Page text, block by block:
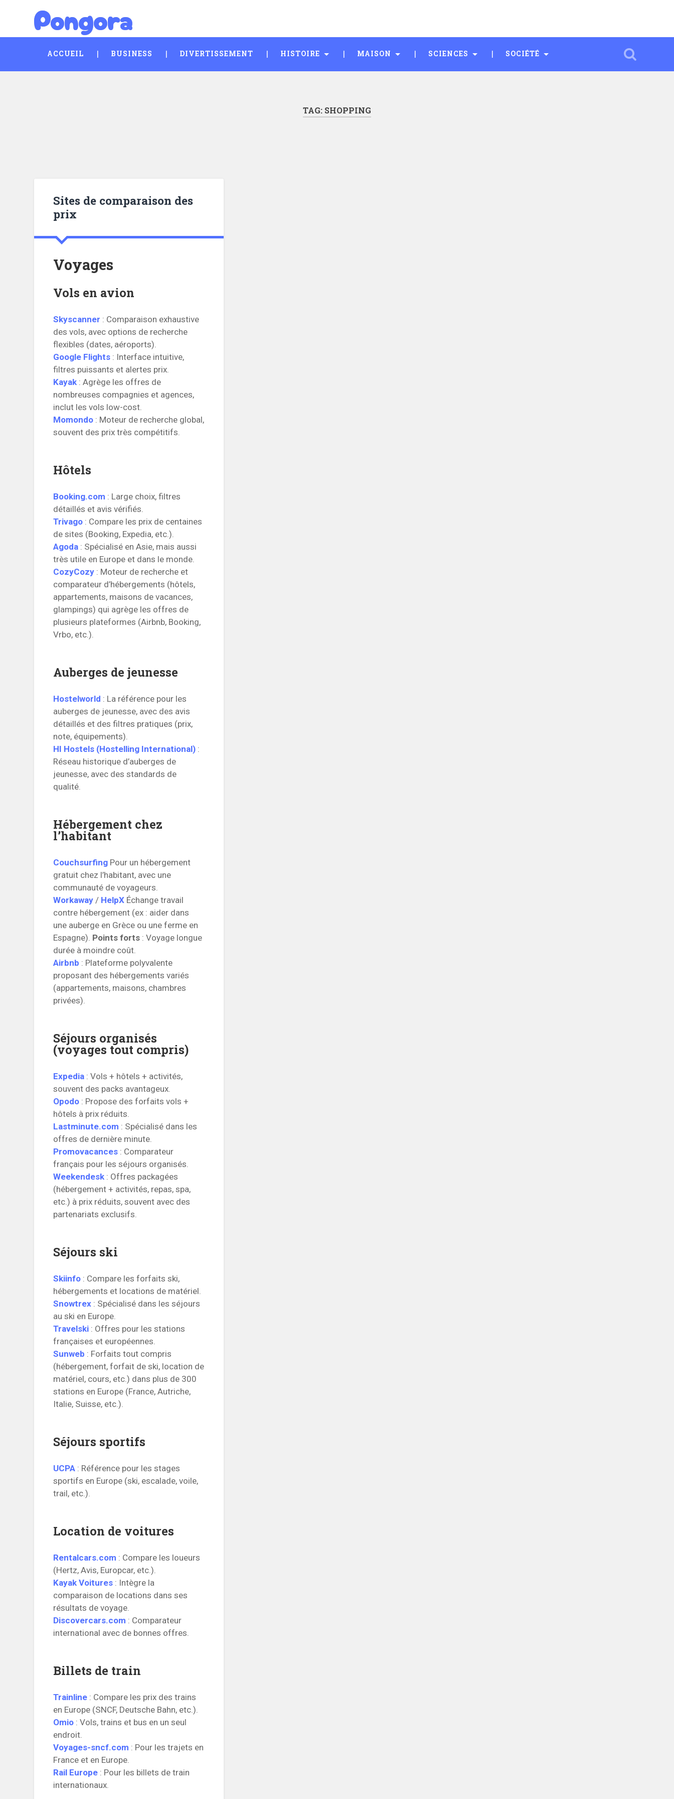
Pongora
ACCUEIL BUSINESS DIVERTISSEMENT HISTOIRE MAISON SCIENCES SOCIÉTÉ
TAG: SHOPPING
Sites de comparaison des
prix
Voyages
Vols en avion
Skyscanner : Comparaison exhaustive
des vols, avec options de recherche
flexibles (dates, aéroports).
Google Flights : Interface intuitive,
filtres puissants et alertes prix.
Kayak : Agrège les offres de
nombreuses compagnies et agences,
inclut les vols low-cost.
Momondo : Moteur de recherche global,
souvent des prix très compétitifs.
Hôtels
Booking.com : Large choix, filtres
détaillés et avis vérifiés.
Trivago : Compare les prix de centaines
de sites (Booking, Expedia, etc.).
Agoda : Spécialisé en Asie, mais aussi
très utile en Europe et dans le monde.
CozyCozy : Moteur de recherche et
comparateur d’hébergements (hôtels,
appartements, maisons de vacances,
glampings) qui agrège les offres de
plusieurs plateformes (Airbnb, Booking,
Vrbo, etc.).
Auberges de jeunesse
Hostelworld : La référence pour les
auberges de jeunesse, avec des avis
détaillés et des filtres pratiques (prix,
note, équipements).
HI Hostels (Hostelling International) :
Réseau historique d’auberges de
jeunesse, avec des standards de
qualité.
Hébergement chez
l’habitant
Couchsurfing Pour un hébergement
gratuit chez l’habitant, avec une
communauté de voyageurs.
Workaway / HelpX Échange travail
contre hébergement (ex : aider dans
une auberge en Grèce ou une ferme en
Espagne). Points forts : Voyage longue
durée à moindre coût.
Airbnb : Plateforme polyvalente
proposant des hébergements variés
(appartements, maisons, chambres
privées).
Séjours organisés
(voyages tout compris)
Expedia : Vols + hôtels + activités,
souvent des packs avantageux.
Opodo : Propose des forfaits vols +
hôtels à prix réduits.
Lastminute.com : Spécialisé dans les
offres de dernière minute.
Promovacances : Comparateur
français pour les séjours organisés.
Weekendesk : Offres packagées
(hébergement + activités, repas, spa,
etc.) à prix réduits, souvent avec des
partenariats exclusifs.
Séjours ski
Skiinfo : Compare les forfaits ski,
hébergements et locations de matériel.
Snowtrex : Spécialisé dans les séjours
au ski en Europe.
Travelski : Offres pour les stations
françaises et européennes.
Sunweb : Forfaits tout compris
(hébergement, forfait de ski, location de
matériel, cours, etc.) dans plus de 300
stations en Europe (France, Autriche,
Italie, Suisse, etc.).
Séjours sportifs
UCPA : Référence pour les stages
sportifs en Europe (ski, escalade, voile,
trail, etc.).
Location de voitures
Rentalcars.com : Compare les loueurs
(Hertz, Avis, Europcar, etc.).
Kayak Voitures : Intègre la
comparaison de locations dans ses
résultats de voyage.
Discovercars.com : Comparateur
international avec de bonnes offres.
Billets de train
Trainline : Compare les prix des trains
en Europe (SNCF, Deutsche Bahn, etc.).
Omio : Vols, trains et bus en un seul
endroit.
Voyages-sncf.com : Pour les trajets en
France et en Europe.
Rail Europe : Pour les billets de train
internationaux.